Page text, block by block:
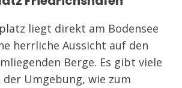
liegt direkt am Bodensee
herrliche Aussicht auf den
Berge. Es gibt viele
Umgebung, wie zum